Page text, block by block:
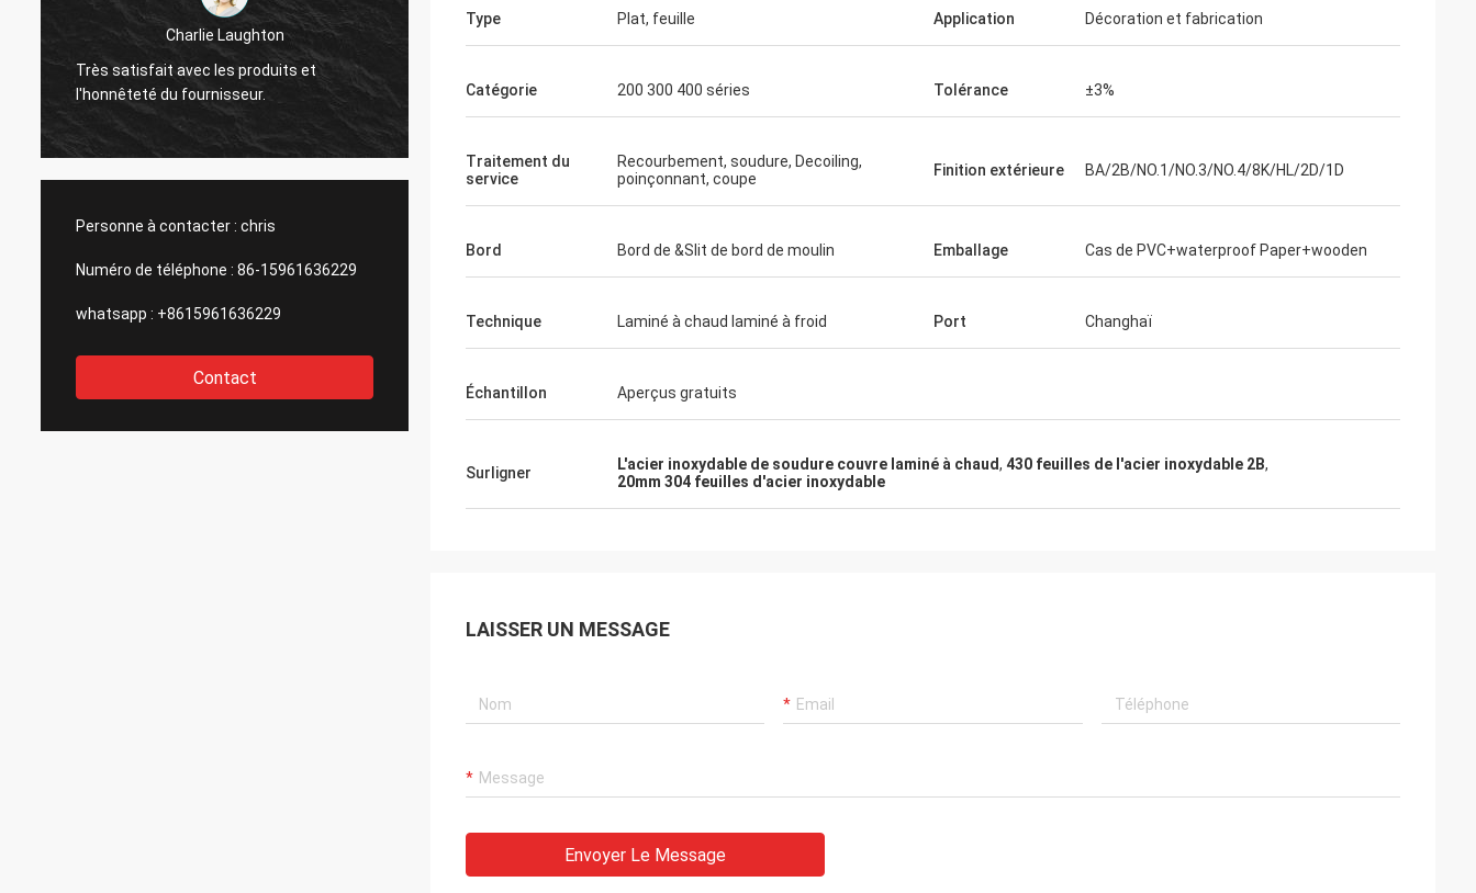
Charlie Laughton
Très satisfait avec les produits et
l'honnêteté du fournisseur.
Hovig Allan
Vivian a veillé que j'ai eu un revirement
tant que client de répétition elle a connu
nos conditions spécifiques de produit
Recommandez complètement d'avoir
affaire avec elle et cette société.
Mark Galon
Nous fièrement pour nous dire sommes
nous avons commandé et c'est notre
ordre de la deuxième fois.
Personne à contacter : chris
Numéro de téléphone : 86-15961636229
whatsapp : +8615961636229
Contact
Type Plat, feuille Application Décoration et fabrication
Catégorie 200 300 400 séries Tolérance ±3%
Traitement du
service
Recourbement, soudure, Decoiling,
poinçonnant, coupe
Finition extérieure BA/2B/NO.1/NO.3/NO.4/8K/HL/2D/1D
Bord Bord de &Slit de bord de moulin Emballage Cas de PVC+waterproof Paper+wooden
Technique Laminé à chaud laminé à froid Port Changhaï
Échantillon Aperçus gratuits
Surligner L'acier inoxydable de soudure couvre laminé à chaud, 430 feuilles de l'acier inoxydable 2B,
20mm 304 feuilles d'acier inoxydable
LAISSER UN MESSAGE
Envoyer Le Message